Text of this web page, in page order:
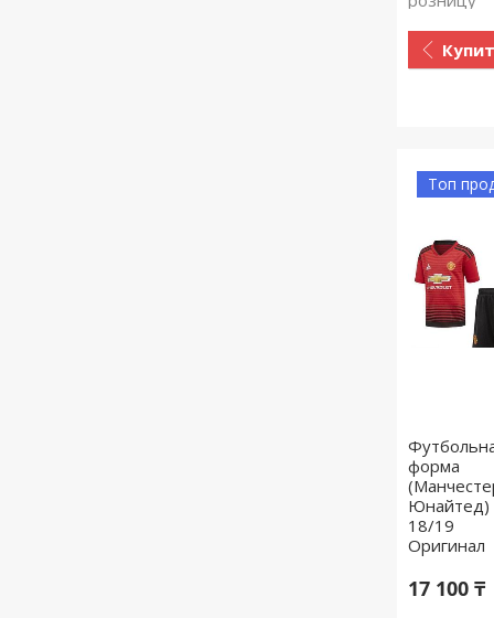
Топ
форма
Юнайтед)
18/19
Оригинал
17 100 ₸